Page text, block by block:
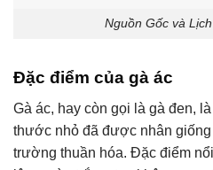
Nguồn Gốc và
Đặc điểm của gà ác
Gà ác, hay còn gọi là gà đen,
thước nhỏ đã được nhân
trường thuần hóa. Đặc điểm